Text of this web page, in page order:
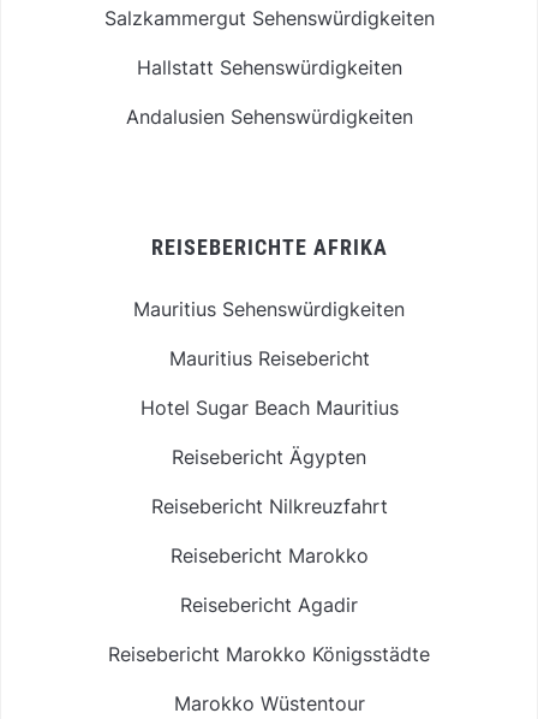
Salzkammergut Sehenswürdigkeiten
Hallstatt Sehenswürdigkeiten
Andalusien Sehenswürdigkeiten
REISEBERICHTE AFRIKA
Mauritius Sehenswürdigkeiten
Mauritius Reisebericht
Hotel Sugar Beach Mauritius
Reisebericht Ägypten
Reisebericht Nilkreuzfahrt
Reisebericht Marokko
Reisebericht Agadir
Reisebericht Marokko Königsstädte
Marokko Wüstentour